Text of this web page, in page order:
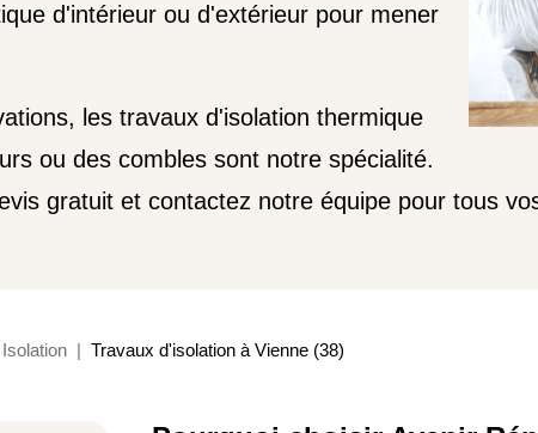
d'intérieur ou d'extérieur pour mener
les travaux d'isolation thermique
ou des combles sont notre spécialité.
gratuit et contactez notre équipe pour tous
Isolation Travaux d'isolation à Vienne (38)